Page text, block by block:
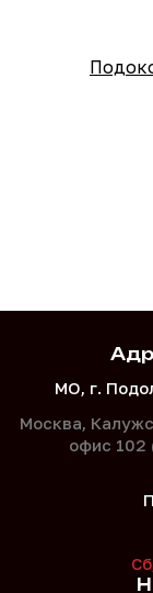
МО, г.
Москва,
офис 102